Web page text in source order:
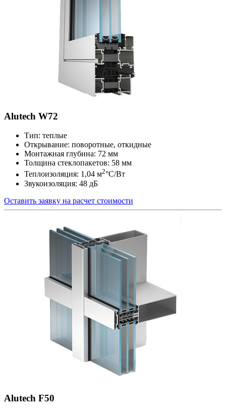
Alutech W72
Тип: теплые
Открывание: поворотные, откидные
Монтажная глубина: 72 мм
Толщина стеклопакетов: 58 мм
Теплоизоляция: 1,04 м2°С/Вт
Звукоизоляция: 48 дБ
Оставить заявку на расчет стоимости
Alutech F50